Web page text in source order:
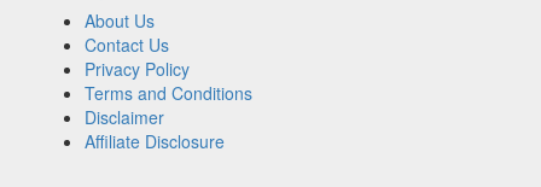
About Us
Contact Us
Privacy Policy
Terms and Conditions
Disclaimer
Affiliate Disclosure